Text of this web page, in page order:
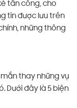
tấn công, cho
tin được lưu trên
những thông
thay những vụ
Dưới đây là 5 biện